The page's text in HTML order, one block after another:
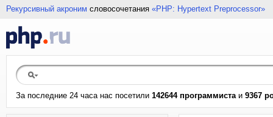
Рекурсивный акроним словосочетания «PHP: Hypertext Preprocessor»
За последние 24 часа нас посетили 142644 программистаи 9367